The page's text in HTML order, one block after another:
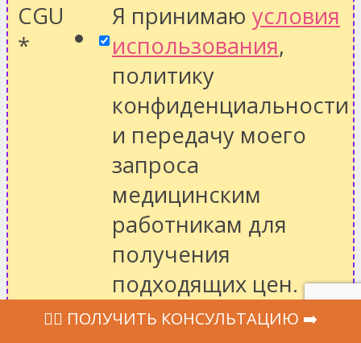
CGU
*
Я принимаю условия
использования,
политику
конфиденциальности
и передачу моего
запроса
медицинским
работникам для
получения
подходящих цен.
Website
‍👩‍⚕ ПОЛУЧИТЬ КОНСУЛЬТАЦИЮ ➡️